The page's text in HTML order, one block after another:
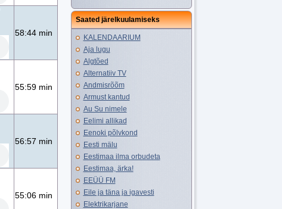
58:44 min
55:59 min
56:57 min
55:06 min
Saated järelkuulamiseks
KALENDAARIUM
Aja lugu
Algtõed
Alternatiiv TV
Andmisrõõm
Armust kantud
Au Su nimele
Eelimi allikad
Eenoki põlvkond
Eesti mälu
Eestimaa ilma orbudeta
Eestimaa, ärka!
EEÜÜ FM
Eile ja täna ja igavesti
Elektrikarjane